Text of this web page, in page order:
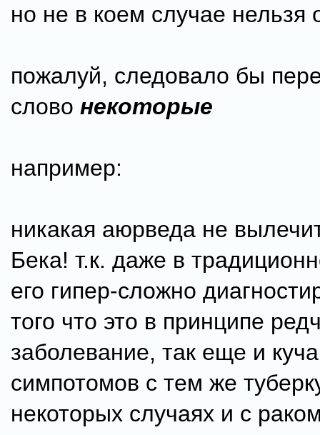
но не в коем случае нельзя
пожалуй, следовало бы
слово некоторые
например:
никакая аюрведа не
Бека! т.к. даже в
его гипер-сложно
того что это в принципе
заболевание, так еще и
симпотомов с тем же
некоторых случаях и с